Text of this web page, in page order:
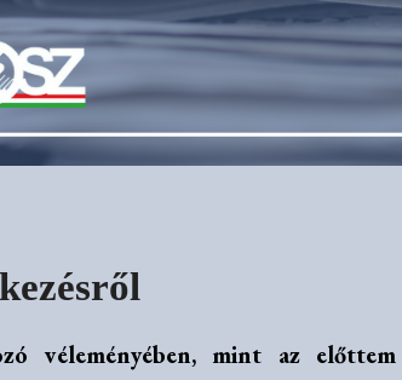
véleményében, mint az